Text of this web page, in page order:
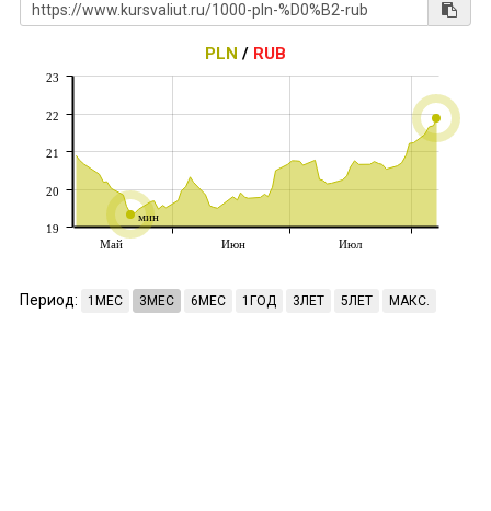
PLN / RUB
мин
Май Июн Июл
19
20
21
22
23
Период: 1МЕС 3МЕС 6МЕС 1ГОД 3ЛЕТ 5ЛЕТ МАКС.